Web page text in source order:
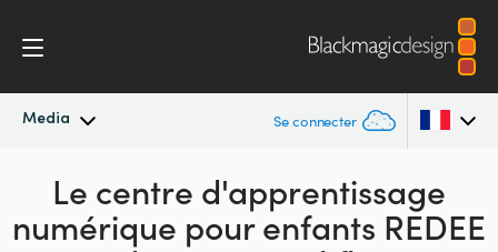
Media Se connecter
Actualités
Archives de presse
Australia
Le centre d'apprentissage
numérique pour enfants REDEE